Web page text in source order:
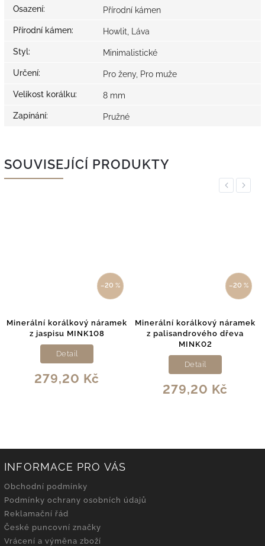
Osazení: Přírodní kámen
Přírodní kámen: Howlit, Láva
Styl: Minimalistické
Určení: Pro ženy, Pro muže
Velikost korálku: 8 mm
Zapínání: Pružné
SOUVISEJÍCÍ PRODUKTY
Previous
–20 %
Minerální korálkový náramek
z jaspisu MINK108
279,20 Kč
Detail
–20 %
Minerální korálkový náramek
z palisandrového dřeva
MINK02
279,20 Kč
Detail
Next
INFORMACE PRO VÁS
Obchodní podmínky
Podmínky ochrany osobních údajů
Reklamační řád
České puncovní značky
Vrácení a výměna zboží